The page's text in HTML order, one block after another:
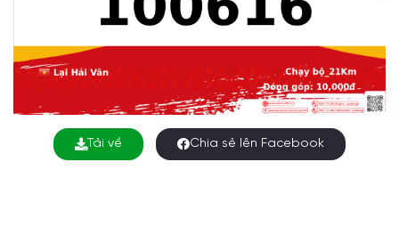
Tải về Chia sẻ lên Facebook